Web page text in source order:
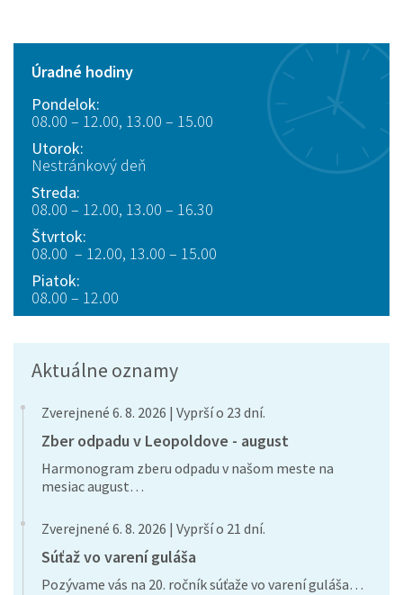
Úradné hodiny
Pondelok:
08.00 – 12.00, 13.00 – 15.00
Utorok:
Nestránkový deň
Streda:
08.00 – 12.00, 13.00 – 16.30
Štvrtok:
08.00 – 12.00, 13.00 – 15.00
Piatok:
08.00 – 12.00
Aktuálne oznamy
Zverejnené 6. 8. 2026 | Vyprší o 23 dní.
Zber odpadu v Leopoldove - august
Harmonogram zberu odpadu v našom meste na
mesiac august…
Zverejnené 6. 8. 2026 | Vyprší o 21 dní.
Súťaž vo varení guláša
Pozývame vás na 20. ročník súťaže vo varení guláša…